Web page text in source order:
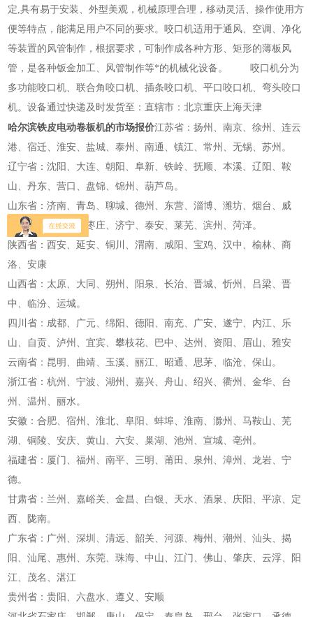
定,具有易于安装、外型美观，机械原理合理，移动灵活、操作使用方
便等特点，能满足用户不同的要求。咬口机适用于通风、空调、净化
等装置的风管制作，根据要求，可制作成各种方形、矩形的薄板风
管，是各种钣金加工、风管制作等*的机械化设备。 咬口机分为
多功能咬口机、联合角咬口机、插条咬口机、平口咬口机、弯头咬口
机。设备通过快递及时发货至：直辖市：北京重庆上海天津
哈尔滨铁皮电动卷板机的市场报价江苏省：扬州、南京、徐州、连云
港、宿迁、淮安、盐城、泰州、南通、镇江、常州、无锡、苏州。
辽宁省：沈阳、大连、朝阳、阜新、铁岭、抚顺、本溪、辽阳、鞍
山、丹东、营口、盘锦、锦州、葫芦岛。
山东省：济南、青岛、聊城、德州、东营、淄博、潍坊、烟台、威
海、日照、临沂、枣庄、济宁、泰安、莱芜、滨州、菏泽。
陕西省：西安、延安、铜川、渭南、咸阳、宝鸡、汉中、榆林、商
洛、安康
山西省：太原、大同、朔州、阳泉、长治、晋城、忻州、吕梁、晋
中、临汾、运城。
四川省：成都、广元、绵阳、德阳、南充、广安、遂宁、内江、乐
山、自贡、泸州、宜宾、攀枝花、巴中、达州、资阳、眉山、雅安
云南省：昆明、曲靖、玉溪、丽江、昭通、思茅、临沧、保山。
浙江省：杭州、宁波、湖州、嘉兴、舟山、绍兴、衢州、金华、台
州、温州、丽水。
安徽：合肥、宿州、淮北、阜阳、蚌埠、淮南、滁州、马鞍山、芜
湖、铜陵、安庆、黄山、六安、巢湖、池州、宣城、亳州。
福建省：厦门、福州、南平、三明、莆田、泉州、漳州、龙岩、宁
德。
甘肃省：兰州、嘉峪关、金昌、白银、天水、酒泉、庆阳、平凉、定
西、陇南。
广东省：广州、深圳、清远、韶关、河源、梅州、潮州、汕头、揭
阳、汕尾、惠州、东莞、珠海、中山、江门、佛山、肇庆、云浮、阳
江、茂名、湛江
贵州省：贵阳、六盘水、遵义、安顺